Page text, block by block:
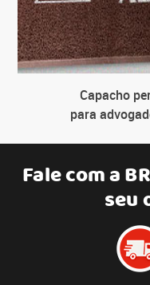
Capacho
para
Fale com a
seu